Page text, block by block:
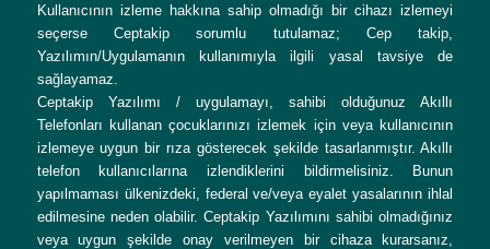
Kullanıcının izleme hakkına sahip olmadığı bir cihazı izlemeyi
seçerse Ceptakip sorumlu tutulamaz; Cep takip,
Yazılımın/Uygulamanın kullanımıyla ilgili yasal tavsiye de
sağlayamaz.
Ceptakip Yazılımı / uygulamayı, sahibi olduğunuz Akıllı
Telefonları kullanan çocuklarınızı izlemek için veya kullanıcının
izlemeye uygun bir rıza gösterecek şekilde tasarlanmıştır. Akıllı
telefon kullanıcılarına izlendiklerini bildirmelisiniz. Bunun
yapılmaması ülkenizdeki, federal ve/veya eyalet yasalarının ihlal
edilmesine neden olabilir. Ceptakip Yazılımını sahibi olmadığınız
veya uygun şekilde onay verilmeyen bir cihaza kurarsanız,